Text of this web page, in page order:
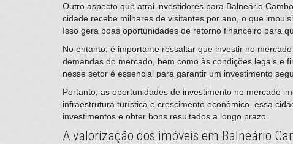
Outro aspecto que atrai investidores para Balneário
cidade recebe milhares de visitantes por ano, o que
Isso gera boas oportunidades de retorno financeiro para
No entanto, é importante ressaltar que investir no
demandas do mercado, bem como às condições legais e
nesse setor é essencial para garantir um investimento
Portanto, as oportunidades de investimento no mercado
infraestrutura turística e crescimento econômico, essa
investimentos e obter bons resultados a longo prazo.
A valorização dos imóveis em Balneário